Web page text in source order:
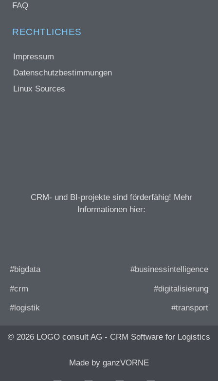
FAQ
RECHTLICHES
Impressum
Datenschutzbestimmungen
Linux Sources
CRM- und BI-projekte sind förderfähig! Mehr
Informationen hier:
#bigdata #businessintelligence
#crm #digitalisierung
#logistik #transport
© 2026 LOGO consult AG - CRM Software for Logistics
Made by ganzVORNE